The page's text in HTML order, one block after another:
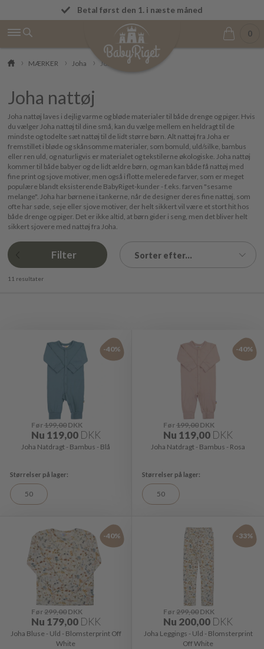
Fremragende på Trustpilot ★★★★★ 4,9/5
Betal først den 1. i næste måned
0
MÆRKER Joha Joha nattøj
Joha nattøj
Joha nattøj laves i dejlig varme og bløde materialer til både drenge og piger. Hvis
du vælger Joha nattøj til dine små, kan du vælge mellem en heldragt til de
mindste og todelte sæt nattøj til de lidt større børn. Alt nattøj fra Joha er
fremstillet i bløde og skånsomme materialer, som bomuld, uld/silke, bambus
eller ren uld, og naturligvis er materialet og tekstilerne økologiske. Joha nattøj
kommer til både babyer og de lidt ældre børn, og man kan både få nattøj med
fine print og sjove motiver, men også i flotte melerede farver, som er meget
populære blandt eksisterende BabyRiget-kunder - f.eks. farven "sesame
melange". Joha har børnene i tankerne, når de designer deres fine nattøj, som
ofte har søde, seje eller sjove motiver, der helt sikkert vil være et stort hit hos
både drenge og piger. Det er ikke altid, at børn gider i seng, men det bliver helt
sikkert sjovere med nattøj fra Joha.
Filter Sorter efter...
11 resultater
-40%
Før199,00DKK
Nu 119,00 DKK
Joha Natdragt - Bambus - Blå
50
-40%
Før199,00 DKK
Nu 119,00 DKK
Joha Natdragt - Bambus - Rosa
50
-40%
Før299,00DKK
Nu 179,00 DKK
Joha Bluse - Uld - Blomsterprint Off
White
-33%
Før299,00 DKK
Nu 200,00 DKK
Joha Leggings - Uld - Blomsterprint
Off White